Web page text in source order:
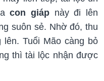
con giápnày đi lên
suôn sẻ. Nhờ đó, thu
lên. Tuổi Mão càng bỏ
thì tài lộc nhận được